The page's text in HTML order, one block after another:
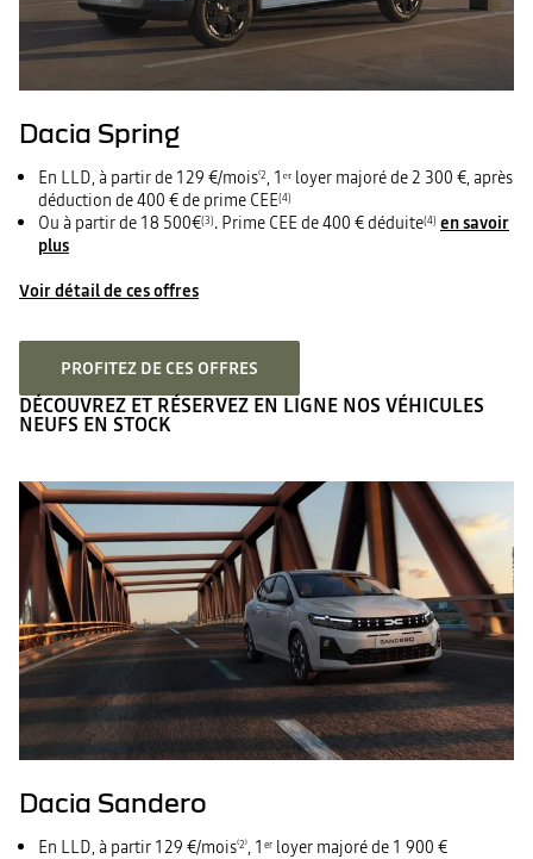
Dacia Spring
En LLD, à partir de 129 €/mois⁽2, 1ᵉʳ loyer majoré de 2 300 €, après
déduction de 400 € de prime CEE(4)
Ou à partir de 18 500€(3). Prime CEE de 400 € déduite(4) en savoir
plus
Voir détail de ces offres
PROFITEZ DE CES OFFRES
DÉCOUVREZ ET RÉSERVEZ EN LIGNE NOS VÉHICULES
NEUFS EN STOCK
Dacia Sandero
En LLD, à partir 129 €/mois⁽2⁾, 1 er loyer majoré de 1 900 €